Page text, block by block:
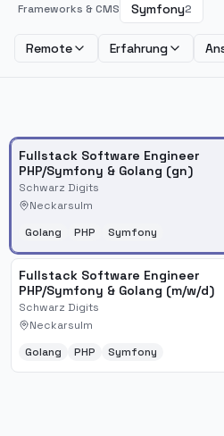
Frameworks & CMS Symfony2
Remote Erfahrung
Fullstack Software Engineer
PHP/Symfony & Golang (gn)
Schwarz Digits
Neckarsulm
Golang PHP Symfony
Fullstack Software Engineer
PHP/Symfony & Golang (m/w/d)
Schwarz Digits
Neckarsulm
Golang PHP Symfony